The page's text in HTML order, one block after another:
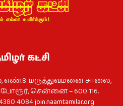
கட்சி
எண்.8. மருத்துவமனை சாலை,
சென்னை – 600 116.
4084join.naamtamilar.org